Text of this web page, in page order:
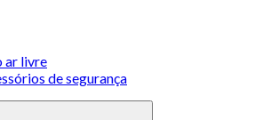
ar livre
de segurança